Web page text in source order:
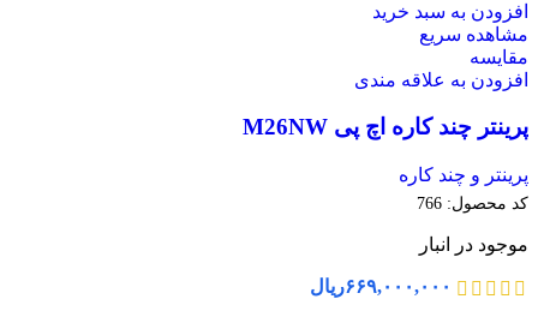
افزودن به سبد خرید
مشاهده سریع
مقایسه
افزودن به علاقه مندی
پرینتر چند کاره اچ پی M26NW
پرینتر و چند کاره
کد محصول: 766
موجود در انبار
۶۶۹,۰۰۰,۰۰۰ریال